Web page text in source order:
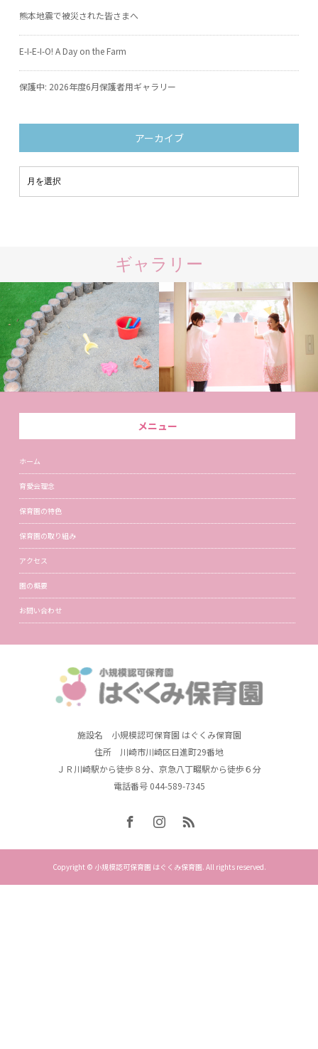
熊本地震で被災された皆さまへ
E-I-E-I-O! A Day on the Farm
保護中: 2026年度6月保護者用ギャラリー
アーカイブ
ギャラリー
メニュー
ホーム
育愛会理念
保育園の特色
保育園の取り組み
アクセス
園の概要
お問い合わせ
施設名 小規模認可保育園 はぐくみ保育園
住所 川崎市川崎区日進町29番地
ＪＲ川崎駅から徒歩８分、京急八丁畷駅から徒歩６分
電話番号 044-589-7345
Copyright © 小規模認可保育園 はぐくみ保育園. All rights reserved.